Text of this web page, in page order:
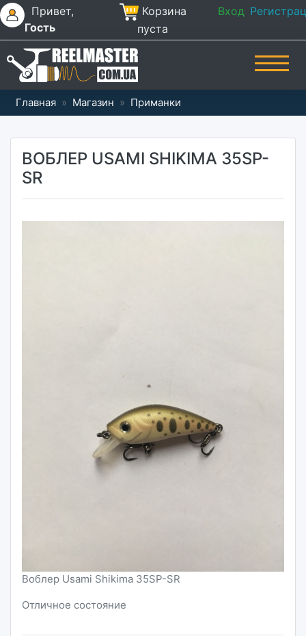
Привет,
Гость
Корзина
пуста
Вход
Главная » Магазин » Приманки
ВОБЛЕР USAMI SHIKIMA 35SP-
SR
Воблер Usami Shikima 35SP-SR
Отличное состояние